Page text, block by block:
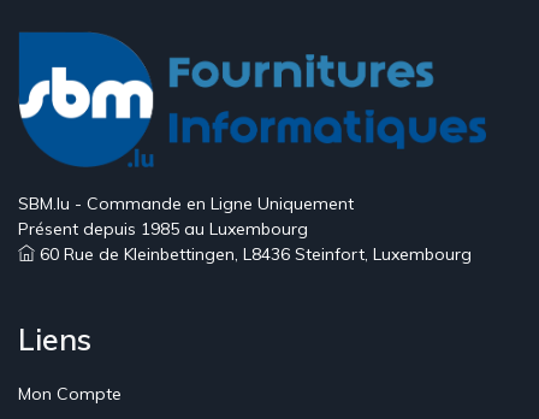
SBM.lu - Commande en Ligne Uniquement
Présent depuis 1985 au Luxembourg
60 Rue de Kleinbettingen, L8436 Steinfort, Luxembourg
Liens
Mon Compte